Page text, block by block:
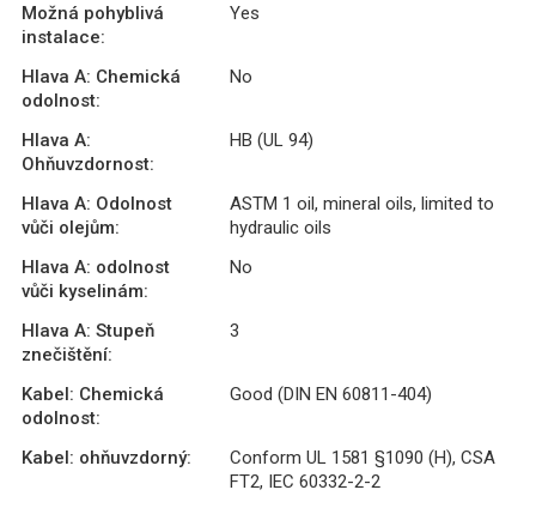
Možná pohyblivá
instalace:
Yes
Hlava A: Chemická
odolnost:
No
Hlava A:
Ohňuvzdornost:
HB (UL 94)
Hlava A: Odolnost
vůči olejům:
ASTM 1 oil, mineral oils, limited to
hydraulic oils
Hlava A: odolnost
vůči kyselinám:
No
Hlava A: Stupeň
znečištění:
3
Kabel: Chemická
odolnost:
Good (DIN EN 60811-404)
Kabel: ohňuvzdorný:
Conform UL 1581 §1090 (H), CSA
FT2, IEC 60332-2-2